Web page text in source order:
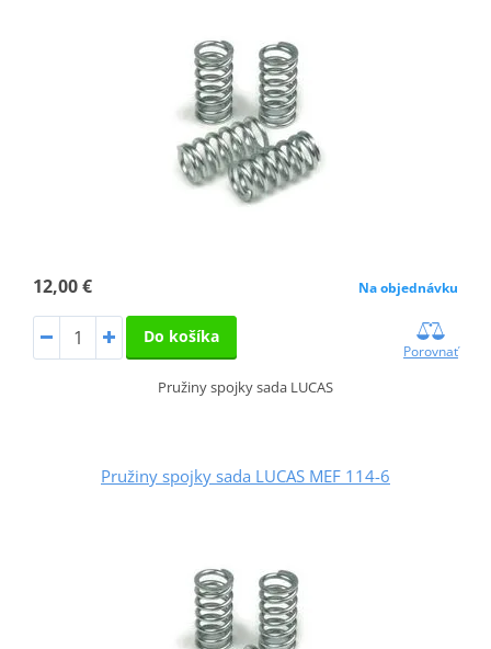
12,00 € Na objednávku
Do košíka
Porovnať
Pružiny spojky sada LUCAS
Pružiny spojky sada LUCAS MEF 114-6